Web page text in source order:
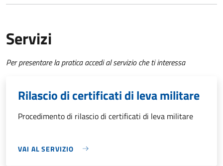
Servizi
Per presentare la pratica accedi al servizio che ti interessa
Rilascio di certificati di leva militare
Procedimento di rilascio di certificati di leva militare
VAI AL SERVIZIO